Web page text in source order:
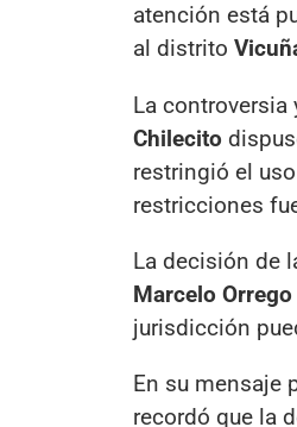
atención está
al distrito
La
Chilecito
restringió el
restricciones
La decisión de
Marcelo Orrego
jurisdicción
En su mensaje
recordó que la